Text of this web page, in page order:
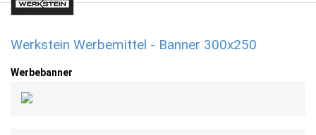
Werkstein Werbemittel - Banner 300x250
Werbebanner